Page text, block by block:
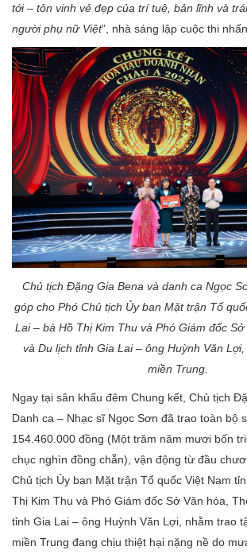
tới – tôn vinh vẻ đẹp của trí tuệ, bản lĩnh và
người phụ nữ Việt”, nhà sáng lập cuộc thi
Chủ tịch Đặng Gia Bena và danh ca Ngọc
góp cho Phó Chủ tịch Ủy ban Mặt trận Tổ
Lai – bà Hồ Thị Kim Thu và Phó Giám đốc
và Du lịch tỉnh Gia Lai – ông Huỳnh Văn
miền Trung.
Ngay tại sân khấu đêm Chung kết, Chủ tịch
Danh ca – Nhạc sĩ Ngọc Sơn đã trao toàn bộ
154.460.000 đồng (Một trăm năm mươi bốn
chục nghìn đồng chẵn), vận động từ đầu
Chủ tịch Ủy ban Mặt trận Tổ quốc Việt Nam
Thị Kim Thu và Phó Giám đốc Sở Văn hóa,
tỉnh Gia Lai – ông Huỳnh Văn Lợi, nhằm trao
miền Trung đang chịu thiệt hại nặng nề do